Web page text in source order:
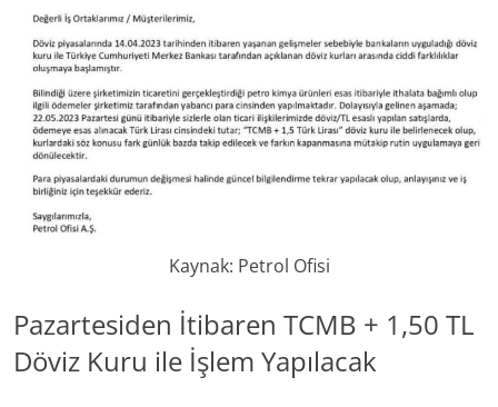
Kaynak: Petrol Ofisi
Pazartesiden İtibaren TCMB + 1,50 TL
Döviz Kuru ile İşlem Yapılacak